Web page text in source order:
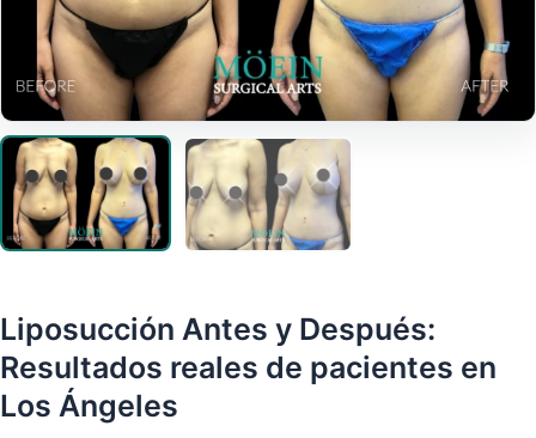
Liposucción Antes y Después:
Resultados reales de pacientes en
Los Ángeles